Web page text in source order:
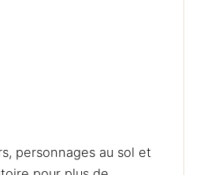
personnages au sol et